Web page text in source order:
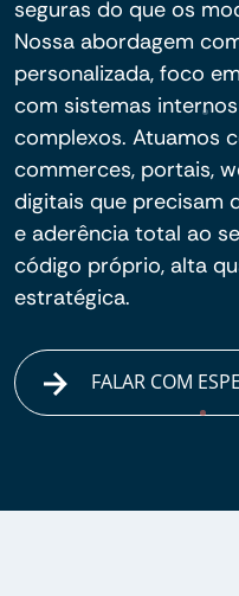
seguras do que os
Nossa abordagem
personalizada, foco
com sistemas
complexos. Atuamos
commerces, portais,
digitais que precisam
e aderência total ao
código próprio, alta
estratégica.
FALAR COM